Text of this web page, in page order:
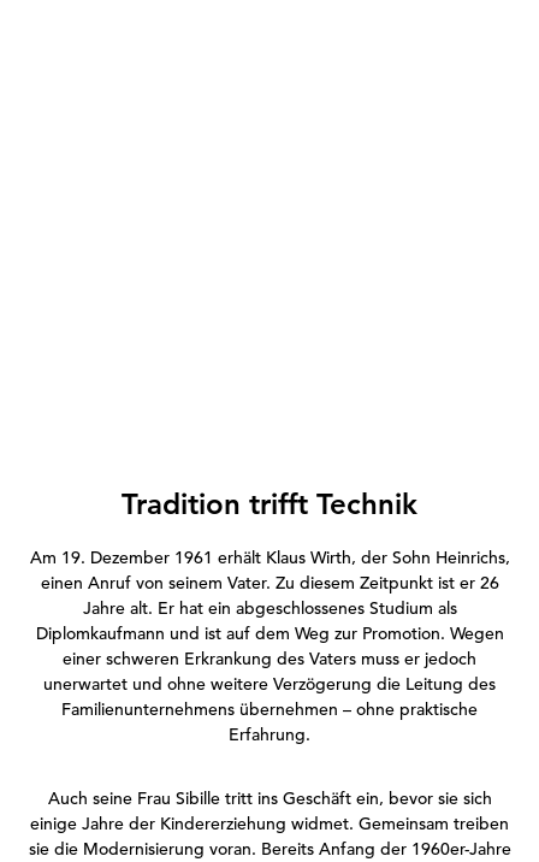
Tradition trifft Technik
Am 19. Dezember 1961 erhält Klaus Wirth, der Sohn Heinrichs,
einen Anruf von seinem Vater. Zu diesem Zeitpunkt ist er 26
Jahre alt. Er hat ein abgeschlossenes Studium als
Diplomkaufmann und ist auf dem Weg zur Promotion. Wegen
einer schweren Erkrankung des Vaters muss er jedoch
unerwartet und ohne weitere Verzögerung die Leitung des
Familienunternehmens übernehmen – ohne praktische
Erfahrung.
Auch seine Frau Sibille tritt ins Geschäft ein, bevor sie sich
einige Jahre der Kindererziehung widmet. Gemeinsam treiben
sie die Modernisierung voran. Bereits Anfang der 1960er-Jahre